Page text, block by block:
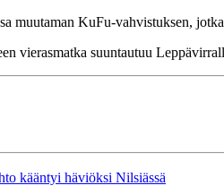
muutaman KuFu-vahvistuksen,
vierasmatka suuntautuu
kääntyi häviöksi Nilsiässä